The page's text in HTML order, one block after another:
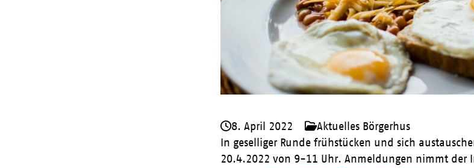
8. April 2022
Aktuelles Börgerhus
In geselliger Runde frühstücken und sich
20.4.2022 von 9-11 Uhr. Anmeldungen nimmt der